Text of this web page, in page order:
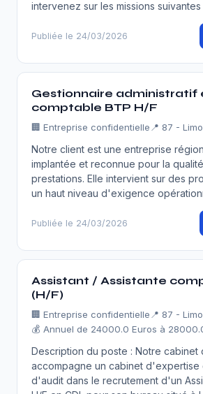
intervenez sur les missions suivantes
Publiée le 24/03/2026
Gestionnaire administratif
comptable BTP H/F
🏢 Entreprise confidentielle 📍 87 -
Notre client est une entreprise
implantée et reconnue pour la
prestations. Elle intervient sur des
un haut niveau d'exigence
Publiée le 24/03/2026
Assistant / Assistante
(H/F)
🏢 Entreprise confidentielle 📍 87 -
💰 Annuel de 24000.0 Euros à
Description du poste : Notre cabinet
accompagne un cabinet d'expertise
d'audit dans le recrutement d'un